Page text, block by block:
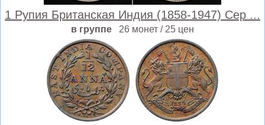
1 Рупия Британская Индия (1858-1947) Сер ...
в группе 26 монет / 25 цен